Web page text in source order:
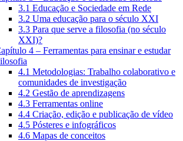
3.1 Educação e Sociedade em Rede
3.2 Uma educação para o século XXI
3.3 Para que serve a filosofia (no século
XXI)?
4 – Ferramentas para ensinar e estudar
4.1 Metodologias: Trabalho colaborativo e
comunidades de investigação
4.2 Gestão de aprendizagens
4.3 Ferramentas online
4.4 Criação, edição e publicação de vídeo
4.5 Pósteres e infográficos
4.6 Mapas de conceitos